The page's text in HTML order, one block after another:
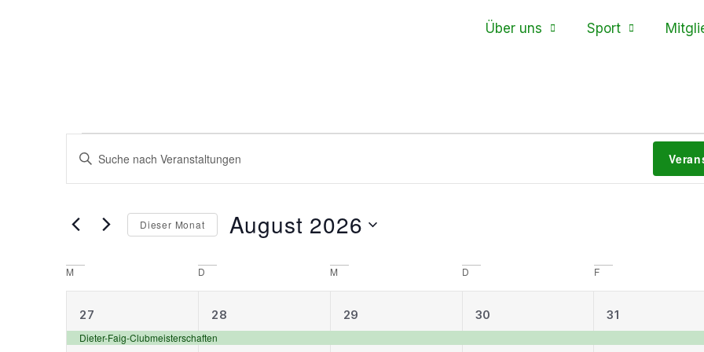
Über uns Sport
Veranstaltungen
Suche
und
Navigation
Bitte
Schlüsselwort
Veranstaltungen
Schlüsselwort.Dieser Monat August 2026
Kalender
von
M D M D F
1
Veranstaltung,
27
Dieter-Faig-Clubmeisterschaften
1
Veranstaltung,
28
1
Veranstaltung,
29
1
Veranstaltung,
30
1
31